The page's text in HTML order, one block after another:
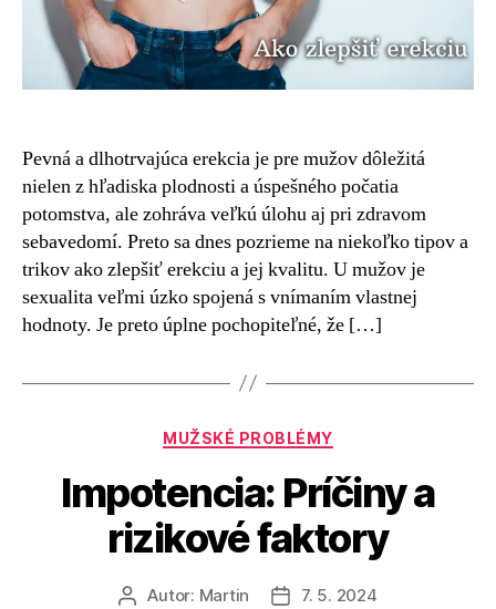
Pevná a dlhotrvajúca erekcia je pre mužov dôležitá
nielen z hľadiska plodnosti a úspešného počatia
potomstva, ale zohráva veľkú úlohu aj pri zdravom
sebavedomí. Preto sa dnes pozrieme na niekoľko tipov a
trikov ako zlepšiť erekciu a jej kvalitu. U mužov je
sexualita veľmi úzko spojená s vnímaním vlastnej
hodnoty. Je preto úplne pochopiteľné, že […]
Kategórie
MUŽSKÉ PROBLÉMY
Impotencia: Príčiny a
rizikové faktory
AutorAutor: Martin
Dátum
7. 5. 2024